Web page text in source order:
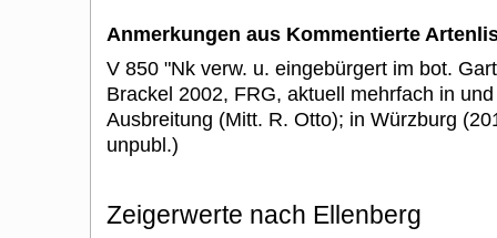
Anmerkungen aus Kommentierte
V 850 "Nk verw. u. eingebürgert im bot.
Brackel 2002, FRG, aktuell mehrfach in
Ausbreitung (Mitt. R. Otto); in Würzburg
unpubl.)
Zeigerwerte nach Ellenberg